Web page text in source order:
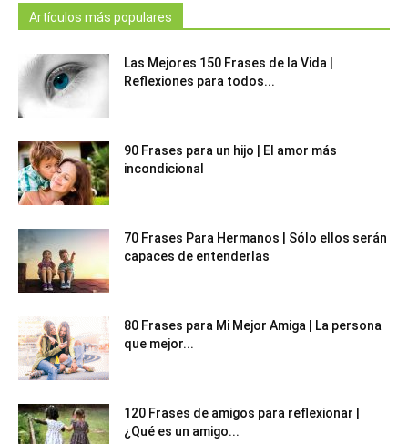
Artículos más populares
Las Mejores 150 Frases de la Vida |
Reflexiones para todos...
90 Frases para un hijo | El amor más
incondicional
70 Frases Para Hermanos | Sólo ellos serán
capaces de entenderlas
80 Frases para Mi Mejor Amiga | La persona
que mejor...
120 Frases de amigos para reflexionar |
¿Qué es un amigo...